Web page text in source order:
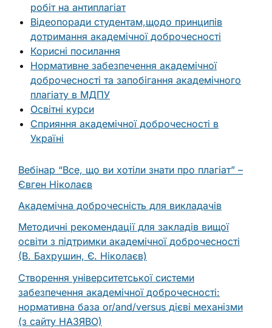
робіт на антиплагіат
Відеопоради студентам,щодо принципів
дотримання академічної доброчесності
Корисні посилання
Нормативне забезпечення академічної
доброчесності та запобігання академічного
плагіату в МДПУ
Освітні курси
Сприяння академічної доброчесності в
Україні
Вебінар “Все, що ви хотіли знати про плагіат” –
Євген Ніколаєв
Академічна доброчесність для викладачів
Методичні рекомендації для закладів вищої
освіти з підтримки академічної доброчесності
(В. Бахрушин, Є. Ніколаєв)
Створення університетської системи
забезпечення академічної доброчесності:
нормативна база or/and/versus дієві механізми
(з сайту НАЗЯВО)